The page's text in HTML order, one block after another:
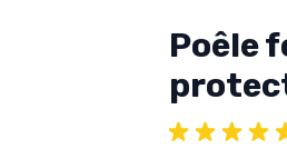
Poêle